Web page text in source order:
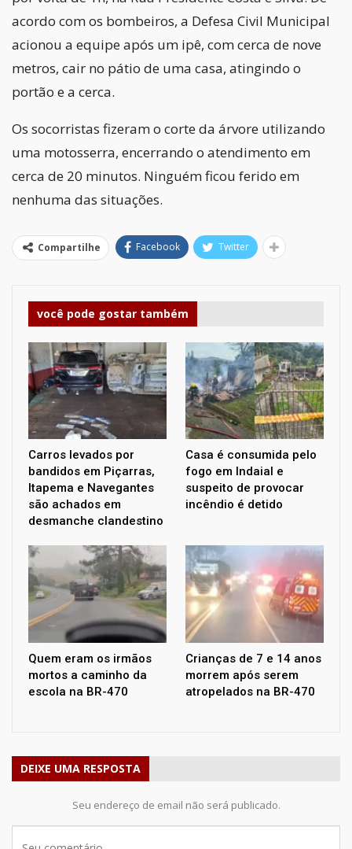
acordo com os bombeiros, a Defesa Civil Municipal
acionou a equipe após um ipê, com cerca de nove
metros, cair no pátio de uma casa, atingindo o
portão e a cerca.
Os socorristas fizeram o corte da árvore utilizando
uma motosserra, encerrando o atendimento em
cerca de 20 minutos. Ninguém ficou ferido em
nenhuma das situações.
Compartilhe Facebook Twitter
você pode gostar também
Carros levados por
bandidos em Piçarras,
Itapema e Navegantes
são achados em
desmanche clandestino
Casa é consumida pelo
fogo em Indaial e
suspeito de provocar
incêndio é detido
Quem eram os irmãos
mortos a caminho da
escola na BR-470
Crianças de 7 e 14 anos
morrem após serem
atropelados na BR-470
DEIXE UMA RESPOSTA
Seu endereço de email não será publicado.